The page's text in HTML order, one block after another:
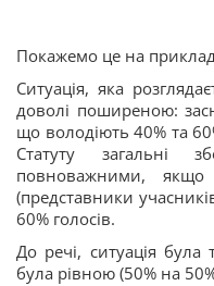
Покажемо це на
Ситуація, яка
доволі поширеною:
що володіють 40% та
Статуту загальні
повноважними,
(представники
60% голосів.
До речі, ситуація була
була рівною (50% на